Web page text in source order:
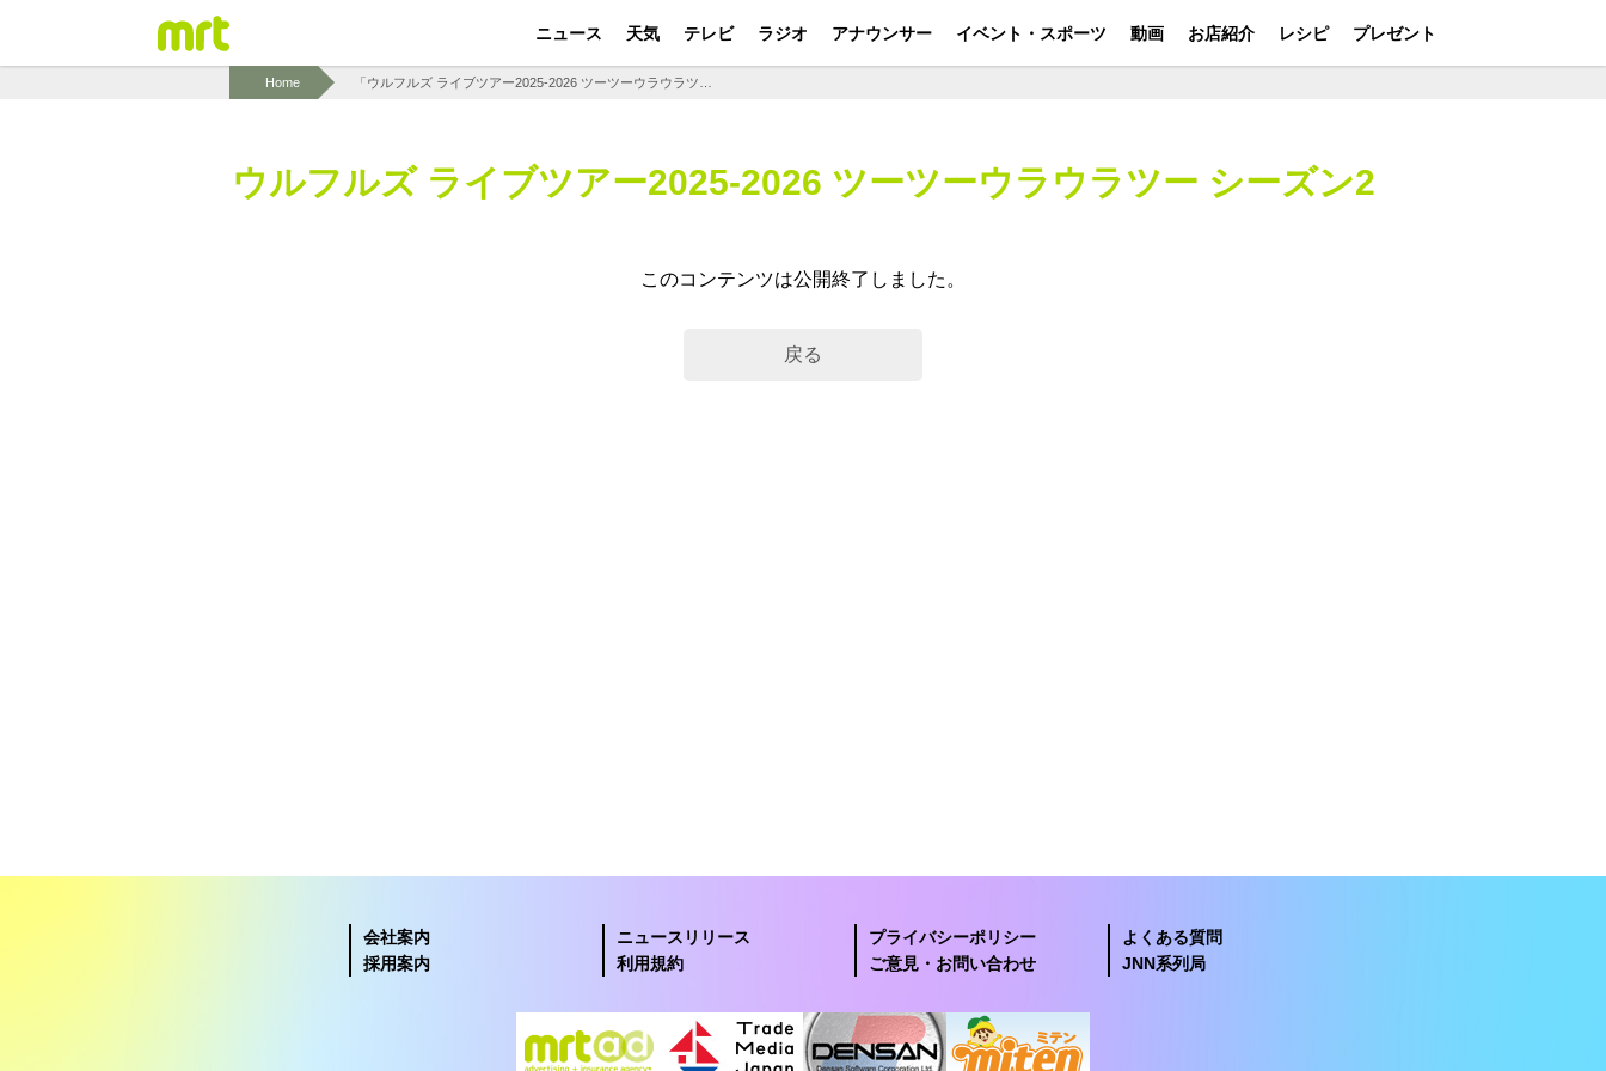
ニュース 天気 テレビ ラジオ アナウンサー イベント・スポーツ 動画 お店紹介 レシピ プレゼント
Home
ウルフルズ ライブツアー2025-2026 ツーツーウラウラツー シーズン2
このコンテンツは公開終了しました。
戻る
会社案内 ニュースリリース プライバシーポリシー
よくある質問
採用案内
利用規約 ご意見・お問い合わせ JNN系列局